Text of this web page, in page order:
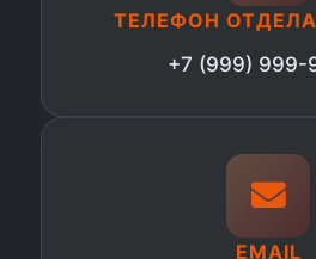
ТЕЛЕФОН
+7 (999) 999-
EMAIL